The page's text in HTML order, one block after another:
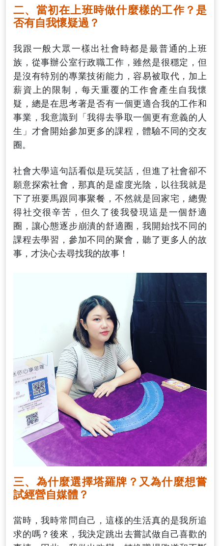
二、當初在上班時做什麼樣的工作？是
否有自我懷疑過？
我跟一般大眾一樣出社會時都是最普通的上班
族，從事辦公室行政職工作，雖然是很穩定，但
是沒有特別的專業技術能力，容易被取代，加上
薪資上的限制，每天重覆的工作會產生自我懷
疑，總是在思考著是否有一個更適合我的工作和
事業，我意識到「我得去爭取一個更有意義的人
生」才會開始參加更多的課程，體驗不同的交友
圈。
社會大學這句話看似是玩笑話，但進了社會卻不
願意探索社會，那真的是虛度光陰，以往我就是
下了班要馬跟同事聚餐，不然就是回家宅，總覺
得社交很辛苦，但久了後我發現這是一個舒適
圈，讓心態逐步崩潰的舒適圈，我開始找不同的
課程去學習，參加不同的聚會，聽了更多人的故
事，才決心去尋找我的故事！
三、為什麼選擇塔羅牌？又為什麼想嘗
試經營自媒體？
當時，我時常問自己，這樣的生活真的是我所追
求的嗎？後來，我決定跳出去嘗試做自己喜歡的